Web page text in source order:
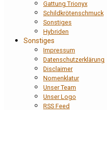
Gattung Trionyx
Schildkrötenschmuck
Sonstiges
Hybriden
Sonstiges
Impressum
Datenschutzerklärung
Disclaimer
Nomenklatur
Unser Team
Unser Logo
RSS Feed